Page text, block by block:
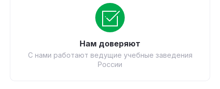
Нам доверяют
С нами работают ведущие учебные заведения
России